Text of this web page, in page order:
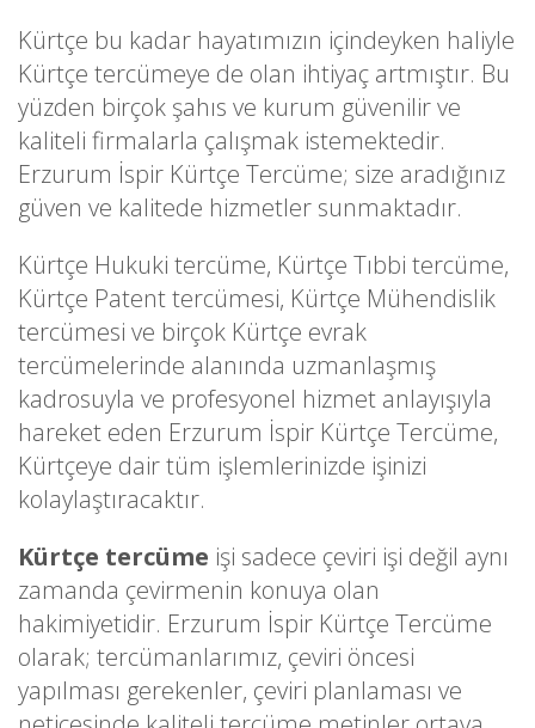
Kürtçe bu kadar hayatımızın içindeyken haliyle
Kürtçe tercümeye de olan ihtiyaç artmıştır. Bu
yüzden birçok şahıs ve kurum güvenilir ve
kaliteli firmalarla çalışmak istemektedir.
Erzurum İspir Kürtçe Tercüme; size aradığınız
güven ve kalitede hizmetler sunmaktadır.
Kürtçe Hukuki tercüme, Kürtçe Tıbbi tercüme,
Kürtçe Patent tercümesi, Kürtçe Mühendislik
tercümesi ve birçok Kürtçe evrak
tercümelerinde alanında uzmanlaşmış
kadrosuyla ve profesyonel hizmet anlayışıyla
hareket eden Erzurum İspir Kürtçe Tercüme,
Kürtçeye dair tüm işlemlerinizde işinizi
kolaylaştıracaktır.
Kürtçe tercüme işi sadece çeviri işi değil aynı
zamanda çevirmenin konuya olan
hakimiyetidir. Erzurum İspir Kürtçe Tercüme
olarak; tercümanlarımız, çeviri öncesi
yapılması gerekenler, çeviri planlaması ve